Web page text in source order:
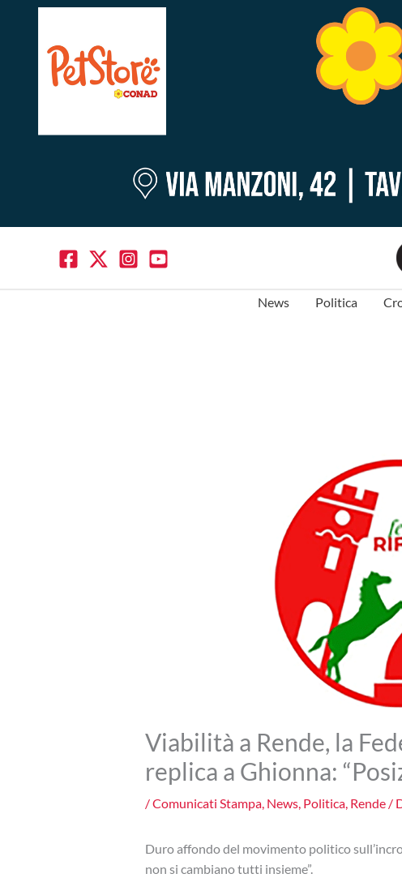
News Politica
Viabilità a Rende, la
replica a Ghionna:
/Comunicati Stampa, News, Politica, Rende/
Duro affondo del movimento politico
non si cambiano tutti insieme”.